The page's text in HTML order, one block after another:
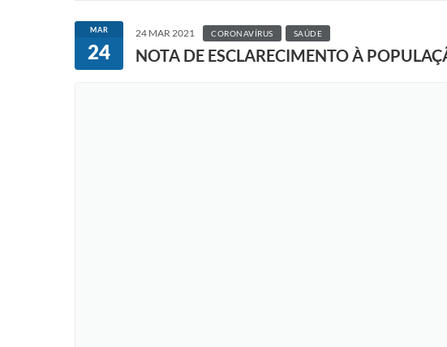
MAR
24
24 MAR 2021 CORONAVÍRUS SAÚDE
NOTA DE ESCLARECIMENTO À